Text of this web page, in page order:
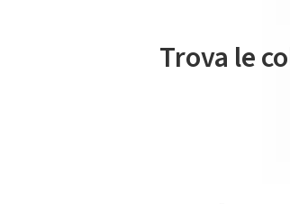
Trova le